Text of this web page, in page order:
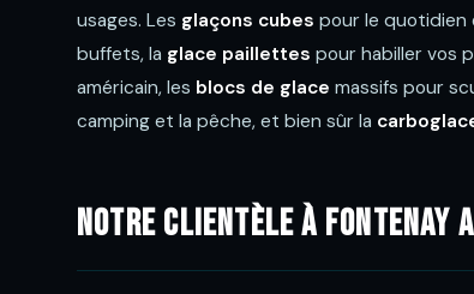
usages. Les glaçons cubes pour le quotidien
buffets, la glace paillettes pour habiller vos
américain, les blocs de glace massifs pour
camping et la pêche, et bien sûr la
Notre clientèle à Fontenay